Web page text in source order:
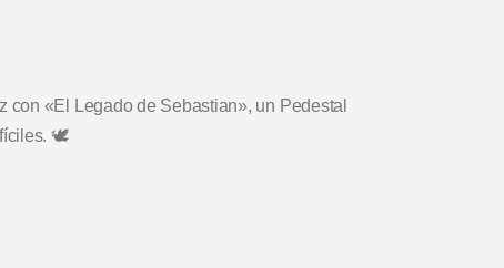
con «El Legado de Sebastian», un Pedestal
🕊️